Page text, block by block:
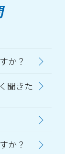
か？
聞きた
か？